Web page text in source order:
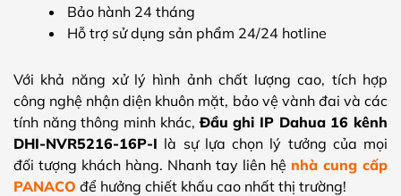
Bảo hành 24 tháng
Hỗ trợ sử dụng sản phẩm 24/24 hotline
Với khả năng xử lý hình ảnh chất lượng cao, tích hợp
công nghệ nhận diện khuôn mặt, bảo vệ vành đai và các
tính năng thông minh khác,Đầu ghi IP Dahua 16 kênh
DHI-NVR5216-16P-I là sự lựa chọn lý tưởng của mọi
đối tượng khách hàng. Nhanh tay liên hệ nhà cung cấp
PANACO để hưởng chiết khấu cao nhất thị trường!